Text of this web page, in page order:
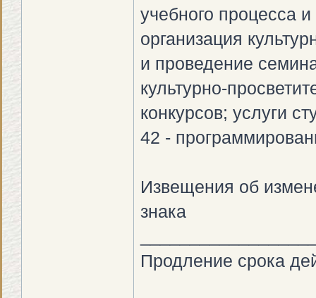
учебного процесса
организация
и проведение
культурно-
конкурсов; услуги
42 -
Извещения об
знака
Продление срока